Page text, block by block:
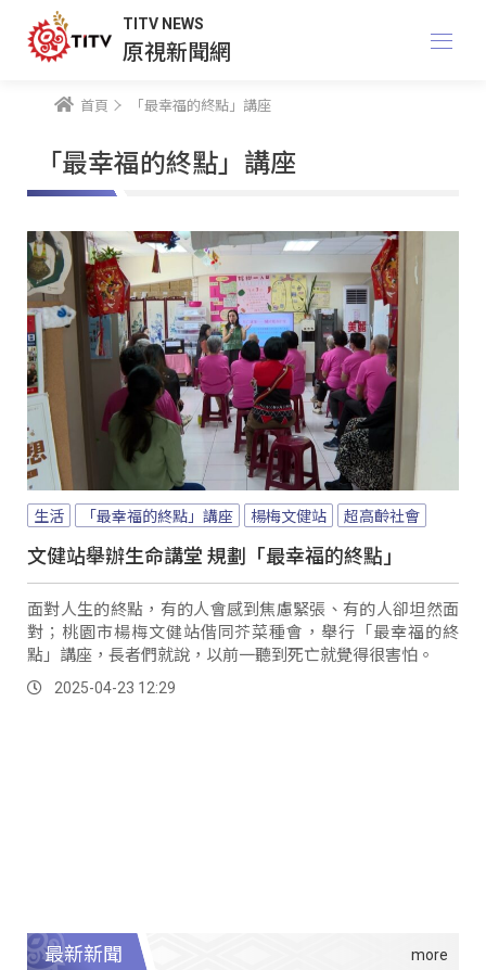
TITV NEWS
原視新聞網
首頁 「最幸福的終點」講座
「最幸福的終點」講座
生活 「最幸福的終點」講座 楊梅文健站 超高齡社會
文健站舉辦生命講堂 規劃「最幸福的終點」
面對人生的終點，有的人會感到焦慮緊張、有的人卻坦然面
對；桃園市楊梅文健站偕同芥菜種會，舉行「最幸福的終
點」講座，長者們就說，以前一聽到死亡就覺得很害怕。
2025-04-23 12:29
最新新聞